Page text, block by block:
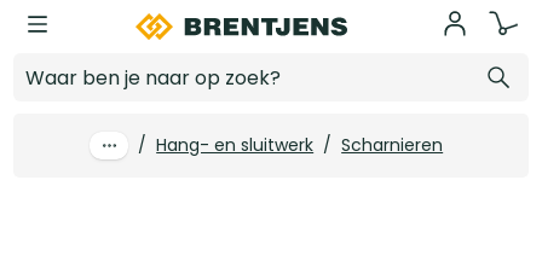
Ga naar hoofdinhoud
/ Hang- en sluitwerk / Scharnieren
Log in voor prijzen